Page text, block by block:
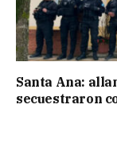
Santa Ana:
secuestraron